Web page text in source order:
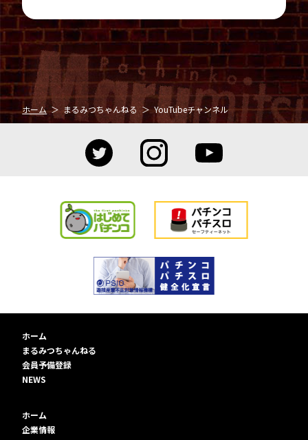
ホーム まるみつちゃんねる YouTubeチャンネル
ホーム
まるみつちゃんねる
会員予備登録
NEWS
ホーム
企業情報